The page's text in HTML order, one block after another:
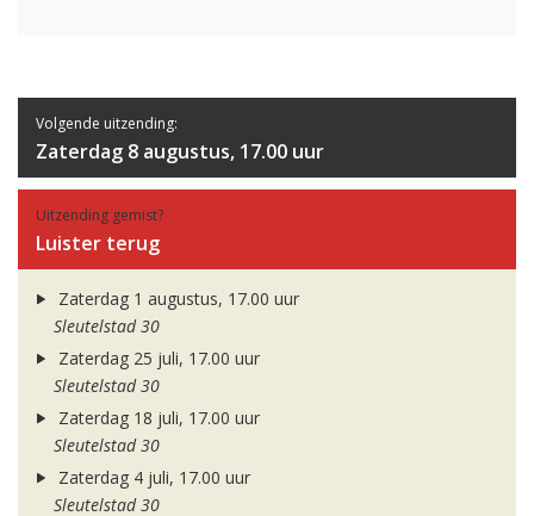
Volgende uitzending:
Zaterdag 8 augustus, 17.00 uur
Uitzending gemist?
Luister terug
Zaterdag 1 augustus, 17.00 uur
Sleutelstad 30
Zaterdag 25 juli, 17.00 uur
Sleutelstad 30
Zaterdag 18 juli, 17.00 uur
Sleutelstad 30
Zaterdag 4 juli, 17.00 uur
Sleutelstad 30